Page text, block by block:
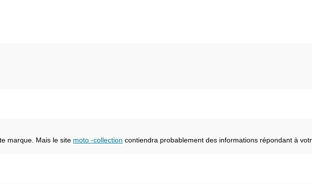
marque. Mais le site moto -collection contiendra probablement des informations répondant à